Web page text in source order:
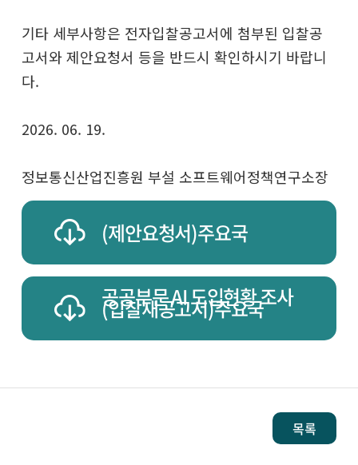
기타 세부사항은 전자입찰공고서에 첨부된 입찰공
고서와 제안요청서 등을 반드시 확인하시기 바랍니
다.
2026. 06. 19.
정보통신산업진흥원 부설 소프트웨어정책연구소장
(제안요청서)주요국
공공부문 AI 도입현황 조사
(입찰재공고서)주요국
목록